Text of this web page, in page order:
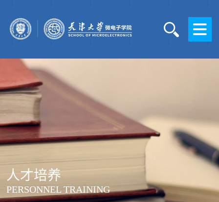
人才培养
PERSONNEL TRAINING